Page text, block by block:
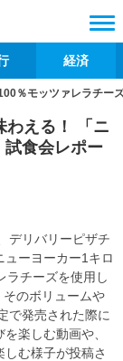
経済
％モッツァレラチー
わえる！ 「ニ
試食会レポー
デリバリーピザチ
ューヨーカー1キロ
ラチーズを使用し
のボリュームや
で発売された際に
楽しむ動画や、
む様子が投稿さ